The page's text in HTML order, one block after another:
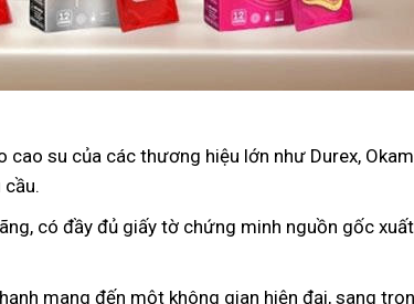
su của các thương hiệu lớn như Durex,
có đầy đủ giấy tờ chứng minh nguồn gốc
mang đến một không gian hiện đại, sang